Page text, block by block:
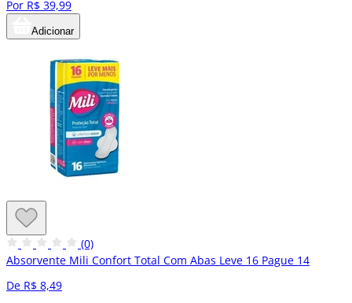
Por R$ 39,99
Adicionar
(0)
Absorvente Mili Confort Total Com Abas Leve 16 Pague 14
De R$ 8,49